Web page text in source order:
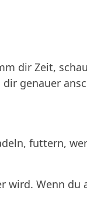
dir Zeit,
genauer
futtern,
wird. Wenn du